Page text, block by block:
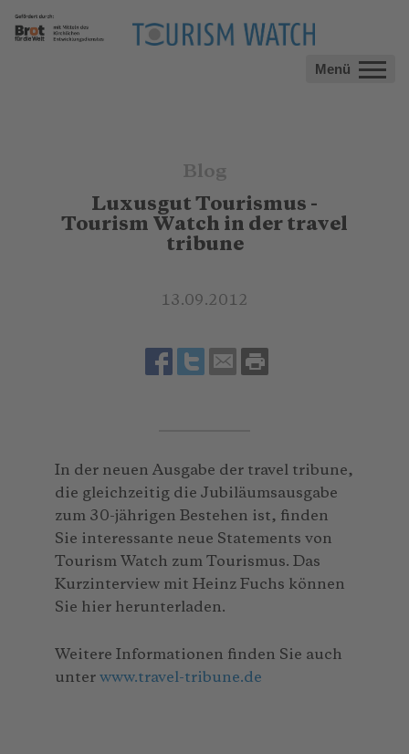
Menü
Blog
Luxusgut Tourismus -
Tourism Watch in der travel
tribune
13.09.2012
In der neuen Ausgabe der travel tribune,
die gleichzeitig die Jubiläumsausgabe
zum 30-jährigen Bestehen ist, finden
Sie interessante neue Statements von
Tourism Watch zum Tourismus. Das
Kurzinterview mit Heinz Fuchs können
Sie hier herunterladen.
Weitere Informationen finden Sie auch
unter www.travel-tribune.de